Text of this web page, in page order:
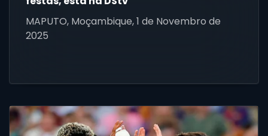
MAPUTO, Moçambique, 1 de Novembro de
2025